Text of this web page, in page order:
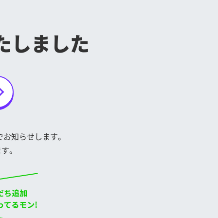
しました
知らせします。
。